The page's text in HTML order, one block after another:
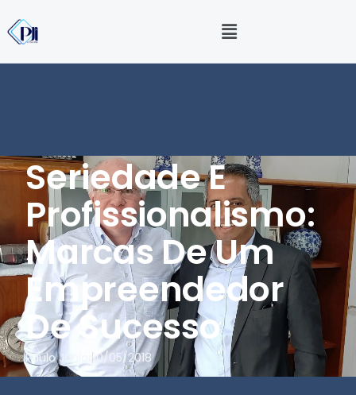
Seriedade E
Profissionalismo:
Marcas De Um
Empreendedor
De Sucesso
Paulo Junior10/05/2018